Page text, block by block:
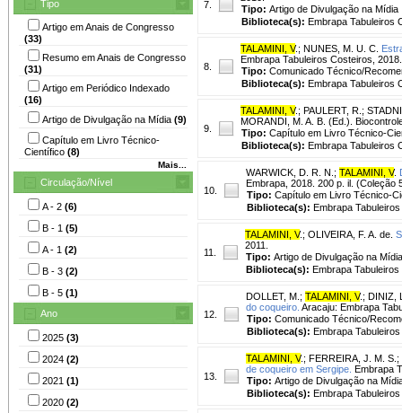
Tipo
Artigo em Anais de Congresso
(33)
Resumo em Anais de Congresso
(31)
Artigo em Periódico Indexado
(16)
Artigo de Divulgação na Mídia (9)
Capítulo em Livro Técnico-
Científico (8)
Mais...
Circulação/Nível
A - 2 (6)
B - 1 (5)
A - 1 (2)
B - 3 (2)
B - 5 (1)
Ano
2025 (3)
2024 (2)
2021 (1)
2020 (2)
7.
Tipo: Artigo de Divulgação na Mídia
Biblioteca(s): Embrapa Tabuleiros
8.
TALAMINI, V.; NUNES, M. U. C.
Embrapa Tabuleiros Costeiros,
Tipo: Comunicado Técnico/
Biblioteca(s): Embrapa Tabuleiros
9.
TALAMINI, V.; PAULERT, R. ;
MORANDI, M. A. B. (Ed.).
Tipo: Capítulo em Livro Técnico-
Biblioteca(s): Embrapa Tabuleiros
10.
WARWICK, D. R. N. ; TALAMINI, V.
Embrapa, 2018. 200 p. il.
Tipo: Capítulo em Livro Técnico-
Biblioteca(s): Embrapa
11.
TALAMINI, V.; OLIVEIRA, F. A. de.
2011.
Tipo: Artigo de Divulgação na Mídia
Biblioteca(s): Embrapa
12.
DOLLET, M. ; TALAMINI, V.; DINIZ,
do coqueiro. Aracaju: Embrapa
Tipo: Comunicado Técnico/
Biblioteca(s): Embrapa
13.
TALAMINI, V.; FERREIRA, J. M. S. ;
de coqueiro em Sergipe. Embrapa
Tipo: Artigo de Divulgação na
Biblioteca(s): Embrapa